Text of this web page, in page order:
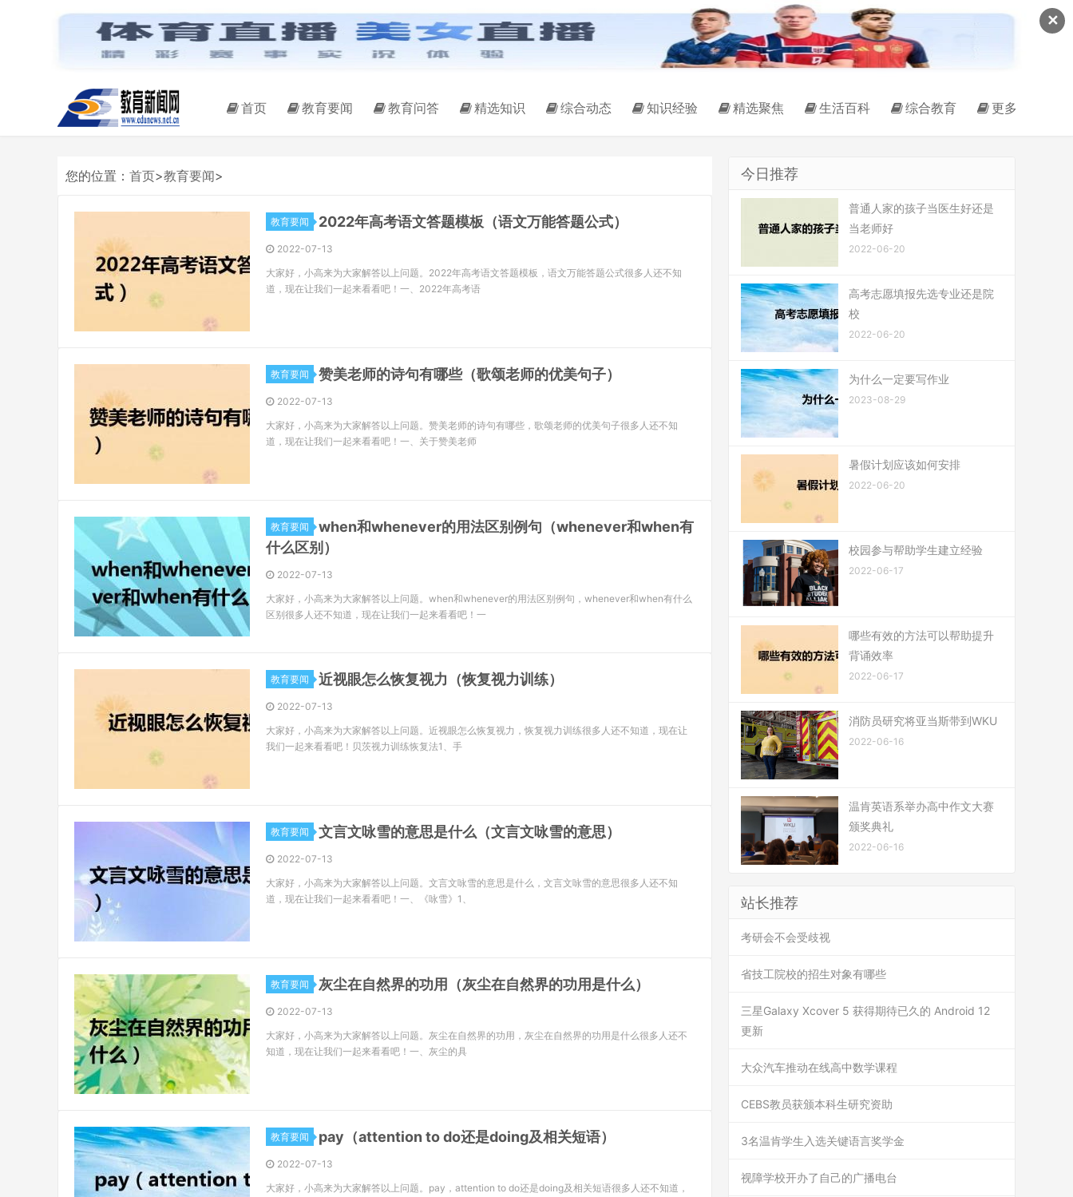
✕
首页 教育要闻 教育问答 精选知识 综合动态 知识经验 精选聚焦 生活百科 综合教育 更多
您的位置： 首页>教育要闻>
教育要闻 2022年高考语文答题模板（语文万能答题公式）
2022-07-13
大家好，小高来为大家解答以上问题。2022年高考语文答题模板，语文万能答题公式很多人还不知
道，现在让我们一起来看看吧！一、2022年高考语
教育要闻 赞美老师的诗句有哪些（歌颂老师的优美句子）
2022-07-13
大家好，小高来为大家解答以上问题。赞美老师的诗句有哪些，歌颂老师的优美句子很多人还不知
道，现在让我们一起来看看吧！一、关于赞美老师
教育要闻
when和whenever的用法区别例句（whenever和when有
什么区别）
2022-07-13
大家好，小高来为大家解答以上问题。when和whenever的用法区别例句，whenever和when有什么
区别很多人还不知道，现在让我们一起来看看吧！一
教育要闻 近视眼怎么恢复视力（恢复视力训练）
2022-07-13
大家好，小高来为大家解答以上问题。近视眼怎么恢复视力，恢复视力训练很多人还不知道，现在让
我们一起来看看吧！贝茨视力训练恢复法1、手
教育要闻 文言文咏雪的意思是什么（文言文咏雪的意思）
2022-07-13
大家好，小高来为大家解答以上问题。文言文咏雪的意思是什么，文言文咏雪的意思很多人还不知
道，现在让我们一起来看看吧！一、《咏雪》1、
教育要闻 灰尘在自然界的功用（灰尘在自然界的功用是什么）
2022-07-13
大家好，小高来为大家解答以上问题。灰尘在自然界的功用，灰尘在自然界的功用是什么很多人还不
知道，现在让我们一起来看看吧！一、灰尘的具
教育要闻 pay（attention to do还是doing及相关短语）
2022-07-13
大家好，小高来为大家解答以上问题。pay，attention to do还是doing及相关短语很多人还不知道，
今日推荐
普通人家的孩子当医生好还是
当老师好
2022-06-20
高考志愿填报先选专业还是院
校
2022-06-20
为什么一定要写作业
2023-08-29
暑假计划应该如何安排
2022-06-20
校园参与帮助学生建立经验
2022-06-17
哪些有效的方法可以帮助提升
背诵效率
2022-06-17
消防员研究将亚当斯带到WKU
2022-06-16
温肯英语系举办高中作文大赛
颁奖典礼
2022-06-16
站长推荐
考研会不会受歧视
省技工院校的招生对象有哪些
三星Galaxy Xcover 5 获得期待已久的 Android 12
更新
大众汽车推动在线高中数学课程
CEBS教员获颁本科生研究资助
3名温肯学生入选关键语言奖学金
视障学校开办了自己的广播电台